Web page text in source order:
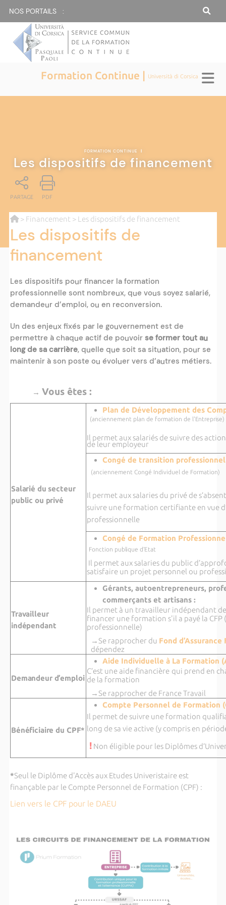
NOS PORTAILS :
Formation Continue | Università di Corsica
FORMATION CONTINUE |
Les dispositifs de financement
PARTAGE PDF
> Financement > Les dispositifs de financement
Les dispositifs de
financement
Les dispositifs pour financer la formation
professionnelle sont nombreux, que vous soyez salarié,
demandeur d’emploi, ou en reconversion.
Un des enjeux fixés par le gouvernement est de
permettre à chaque actif de pouvoir se former tout au
long de sa carrière, quelle que soit sa situation, pour se
maintenir à son poste ou évoluer vers d’autres métiers.
→ Vous êtes :
Salarié du secteur
public ou privé
Plan de Développement des
(anciennement plan de formation de l'Entreprise)
Il permet aux salariés de suivre des
de leur employeur
Congé de transition
(anciennement Congé Individuel de Formation)
Il permet aux salaries du privé de
suivre une formation certifiante en vue
professionnelle
Congé de Formation
Fonction publique d’Etat
Il permet aux salaries du public
satisfaire un projet personnel ou
Travailleur
indépendant
Gérants, autoentrepreneurs,
commerçants et artisans :
Il permet à un travailleur indépendant
financer une formation s'il a payé la
professionnelle)
→Se rapprocher du Fond
dépendez
Demandeur d’emploi
Aide Individuelle à La Formation
C’est une aide financière qui prend en
de la formation
→Se rapprocher de France Travail
Bénéficiaire du CPF*
Compte Personnel de Formation
Il permet de suivre une formation
long de sa vie active (y compris en
!Non éligible pour les Diplômes
*Seul le Diplôme d'Accès aux Etudes Univeristaire est
finançable par le Compte Personnel de Formation (CPF) :
Lien vers le CPF pour le DAEU